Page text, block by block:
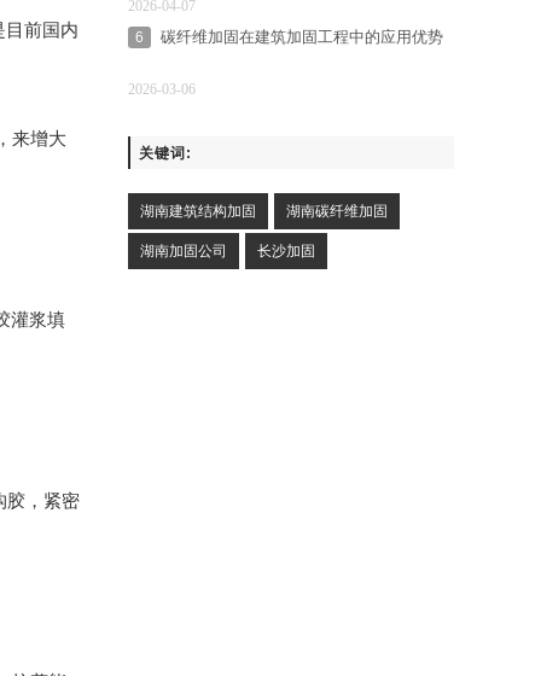
前国内
来增大
灌浆填
胶，紧密
2026-04-07
6
碳纤维加固在建筑加固工程中的应用优势
2026-03-06
关键词:
湖南建筑结构加固 湖南碳纤维加固
湖南加固公司 长沙加固